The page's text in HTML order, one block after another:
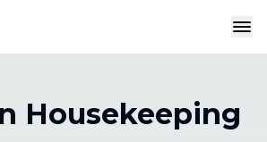
Housekeeping